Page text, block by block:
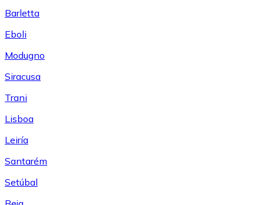
Barletta
Eboli
Modugno
Siracusa
Trani
Lisboa
Leiría
Santarém
Setúbal